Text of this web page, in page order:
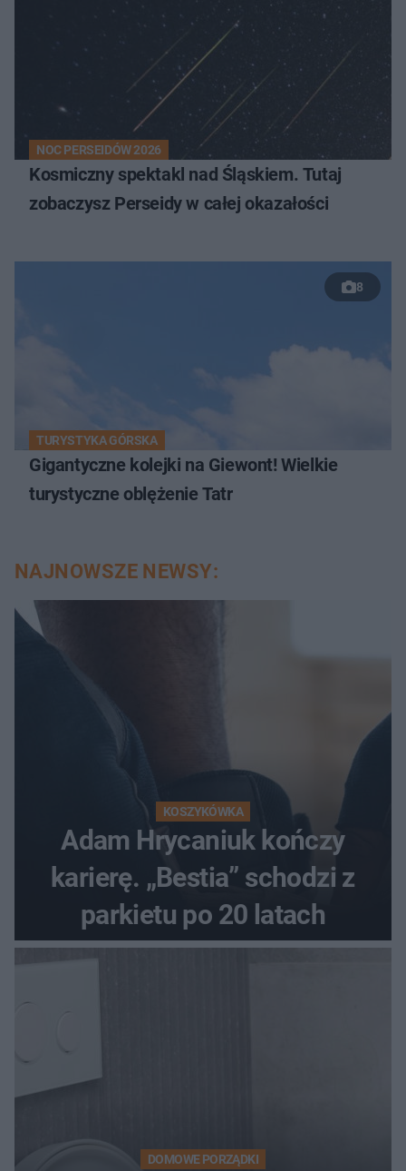
NOC PERSEIDÓW 2026
Kosmiczny spektakl nad Śląskiem. Tutaj
zobaczysz Perseidy w całej okazałości
8
TURYSTYKA GÓRSKA
Gigantyczne kolejki na Giewont! Wielkie
turystyczne oblężenie Tatr
NAJNOWSZE NEWSY:
KOSZYKÓWKA
Adam Hrycaniuk kończy
karierę. „Bestia” schodzi z
parkietu po 20 latach
DOMOWE PORZĄDKI